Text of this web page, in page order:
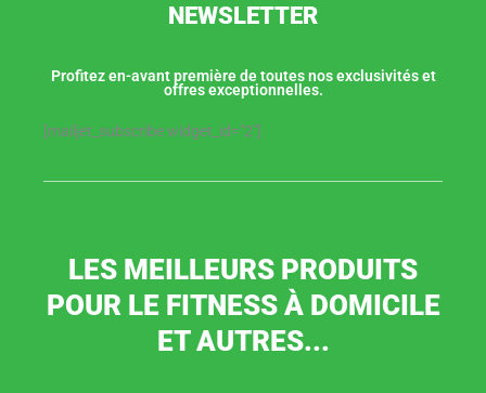
NEWSLETTER
Profitez en-avant première de toutes nos exclusivités et
offres exceptionnelles.
[mailjet_subscribe widget_id="2"]
LES MEILLEURS PRODUITS
POUR LE FITNESS À DOMICILE
ET AUTRES...